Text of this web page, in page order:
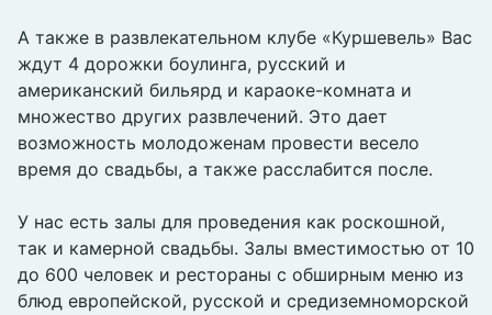
А также в развлекательном клубе «Куршевель» Вас
ждут 4 дорожки боулинга, русский и
американский бильярд и караоке-комната и
множество других развлечений. Это дает
возможность молодоженам провести весело
время до свадьбы, а также расслабится после.
У нас есть залы для проведения как роскошной,
так и камерной свадьбы. Залы вместимостью от 10
до 600 человек и рестораны с обширным меню из
блюд европейской, русской и средиземноморской